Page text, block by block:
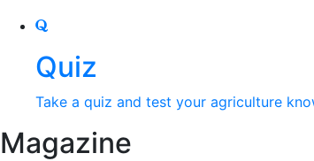
Quiz
Take a quiz and test your agriculture
Magazine